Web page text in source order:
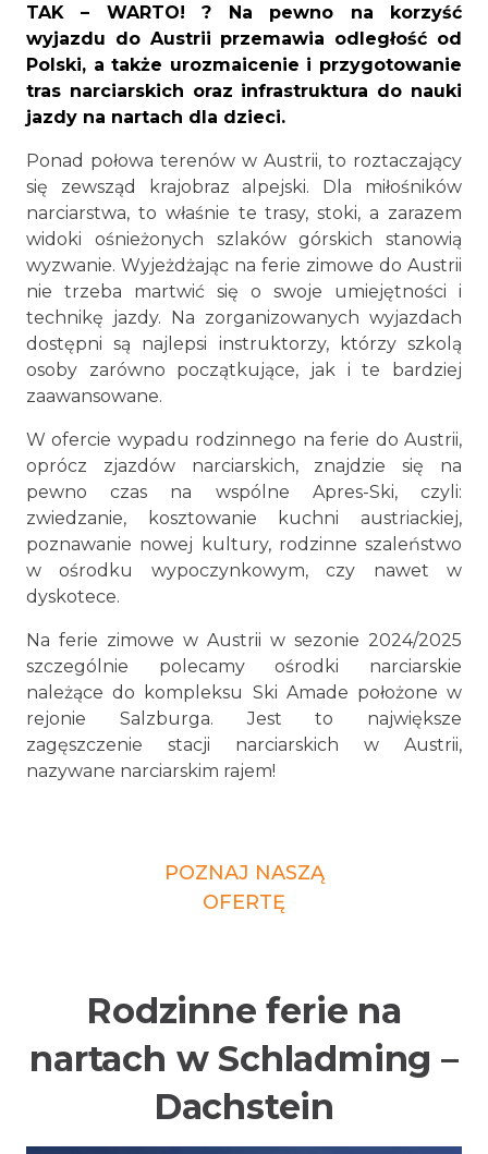
TAK – WARTO! ? Na pewno na korzyść
wyjazdu do Austrii przemawia odległość od
Polski, a także urozmaicenie i przygotowanie
tras narciarskich oraz infrastruktura do nauki
jazdy na nartach dla dzieci.
Ponad połowa terenów w Austrii, to roztaczający
się zewsząd krajobraz alpejski. Dla miłośników
narciarstwa, to właśnie te trasy, stoki, a zarazem
widoki ośnieżonych szlaków górskich stanowią
wyzwanie. Wyjeżdżając na ferie zimowe do Austrii
nie trzeba martwić się o swoje umiejętności i
technikę jazdy. Na zorganizowanych wyjazdach
dostępni są najlepsi instruktorzy, którzy szkolą
osoby zarówno początkujące, jak i te bardziej
zaawansowane.
W ofercie wypadu rodzinnego na ferie do Austrii,
oprócz zjazdów narciarskich, znajdzie się na
pewno czas na wspólne Apres-Ski, czyli:
zwiedzanie, kosztowanie kuchni austriackiej,
poznawanie nowej kultury, rodzinne szaleństwo
w ośrodku wypoczynkowym, czy nawet w
dyskotece.
Na ferie zimowe w Austrii w sezonie 2024/2025
szczególnie polecamy ośrodki narciarskie
należące do kompleksu Ski Amade położone w
rejonie Salzburga. Jest to największe
zagęszczenie stacji narciarskich w Austrii,
nazywane narciarskim rajem!
POZNAJ NASZĄ
OFERTĘ
Rodzinne ferie na
nartach w Schladming –
Dachstein